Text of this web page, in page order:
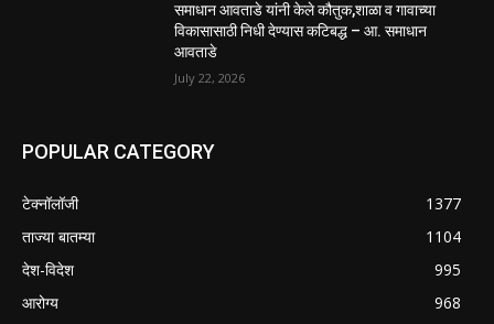
समाधान आवताडे यांनी केले कौतुक,शाळा व गावाच्या
विकासासाठी निधी देण्यास कटिबद्ध – आ. समाधान
आवताडे
July 22, 2026
POPULAR CATEGORY
टेक्नॉलॉजी
1377
ताज्या बातम्या
1104
देश-विदेश
995
आरोग्य
968